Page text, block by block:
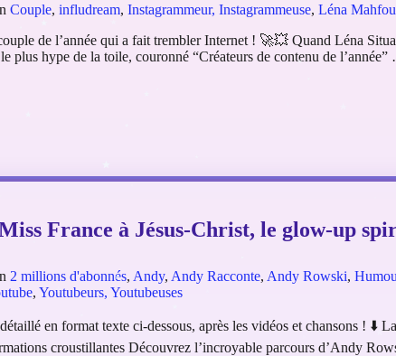
Couple, infludream, Instagrammeur, Instagrammeuse, Léna
de l’année qui a fait trembler Internet ! 🚀💥 Quand Léna
plus hype de la toile, couronné “Créateurs de contenu de
France à Jésus-Christ, le glow-up
2 millions d'abonnés, Andy, Andy Racconte, Andy Rowski,
, Youtubeurs, Youtubeuses
en format texte ci-dessous, après les vidéos et chansons !
croustillantes Découvrez l’incroyable parcours d’Andy